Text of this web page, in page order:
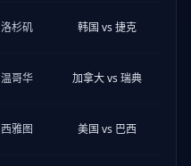
洛杉矶 韩国 vs 捷克
温哥华 加拿大 vs 瑞典
西雅图 美国 vs 巴西